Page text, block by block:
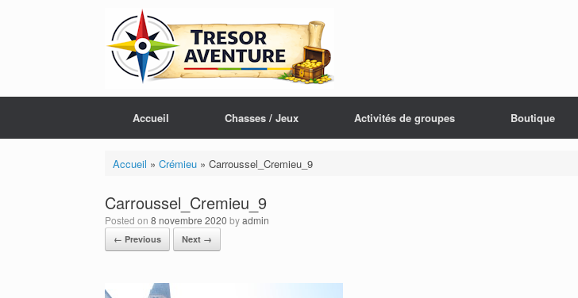
Accueil Chasses / Jeux Activités de groupes Boutique
Accueil » Crémieu» Carroussel_Cremieu_9
Carroussel_Cremieu_9
Posted on 8 novembre 2020 byadmin
← Previous Next →